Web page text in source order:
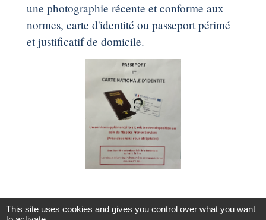
une photographie récente et conforme aux
normes, carte d'identité ou passeport périmé
et justificatif de domicile.
This site uses cookies and gives you control over what you want